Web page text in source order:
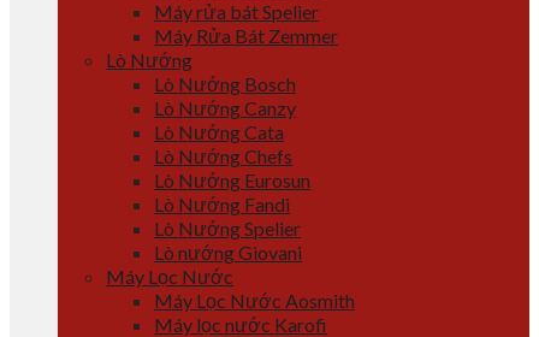
Máy rửa bát Spelier
Máy Rửa Bát Zemmer
Lò Nướng
Lò Nướng Bosch
Lò Nướng Canzy
Lò Nướng Cata
Lò Nướng Chefs
Lò Nướng Eurosun
Lò Nướng Fandi
Lò Nướng Spelier
Lò nướng Giovani
Máy Lọc Nước
Máy Lọc Nước Aosmith
Máy lọc nước Karofi